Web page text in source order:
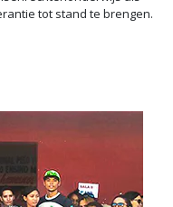
tot stand te brengen.